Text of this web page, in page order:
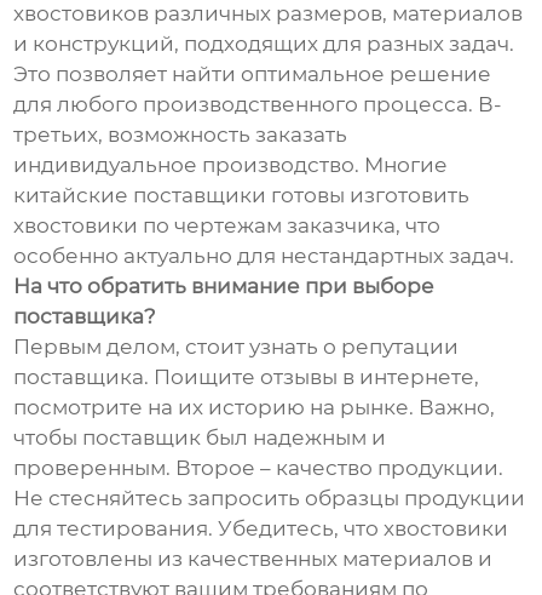
хвостовиков различных размеров, материалов
и конструкций, подходящих для разных задач.
Это позволяет найти оптимальное решение
для любого производственного процесса. В-
третьих, возможность заказать
индивидуальное производство. Многие
китайские поставщики готовы изготовить
хвостовики по чертежам заказчика, что
особенно актуально для нестандартных задач.
На что обратить внимание при выборе
поставщика?
Первым делом, стоит узнать о репутации
поставщика. Поищите отзывы в интернете,
посмотрите на их историю на рынке. Важно,
чтобы поставщик был надежным и
проверенным. Второе – качество продукции.
Не стесняйтесь запросить образцы продукции
для тестирования. Убедитесь, что хвостовики
изготовлены из качественных материалов и
соответствуют вашим требованиям по